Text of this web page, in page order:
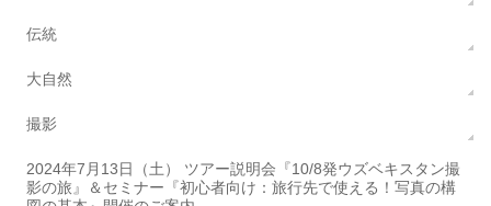
伝統
大自然
撮影
2024年7月13日（土） ツアー説明会『10/8発ウズベキスタン撮
影の旅』＆セミナー『初心者向け：旅行先で使える！写真の構